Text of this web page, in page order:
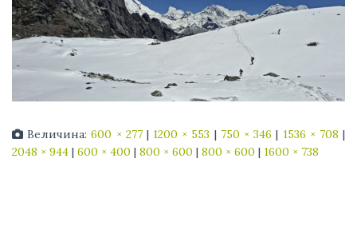
Величина:600 × 277 | 1200 × 553 | 750 × 346 | 1536 × 708 |
2048 × 944 | 600 × 400 | 800 × 600 | 800 × 600 | 1600 × 738